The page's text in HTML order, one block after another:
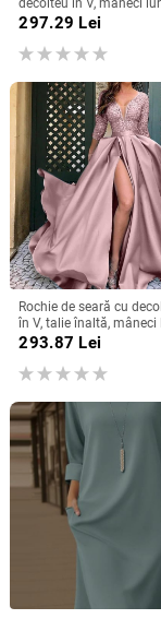
înaltă, croială prințesă,
297.29 Lei
Rochie de seară cu
în V, talie înaltă, mâneci
mic, fustă lungă
293.87 Lei